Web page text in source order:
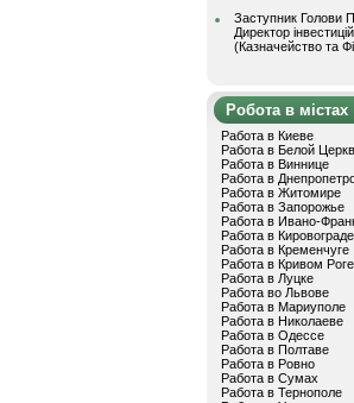
Заступник Голови
Директор
(Казначейство та
Робота в містах
Работа в Киеве
Работа в Белой
Работа в Виннице
Работа в
Работа в Житомире
Работа в Запорожье
Работа в Ивано-
Работа в Кировограде
Работа в Кременчуге
Работа в Кривом Роге
Работа в Луцке
Работа во Львове
Работа в Мариуполе
Работа в Николаеве
Работа в Одессе
Работа в Полтаве
Работа в Ровно
Работа в Сумах
Работа в Тернополе